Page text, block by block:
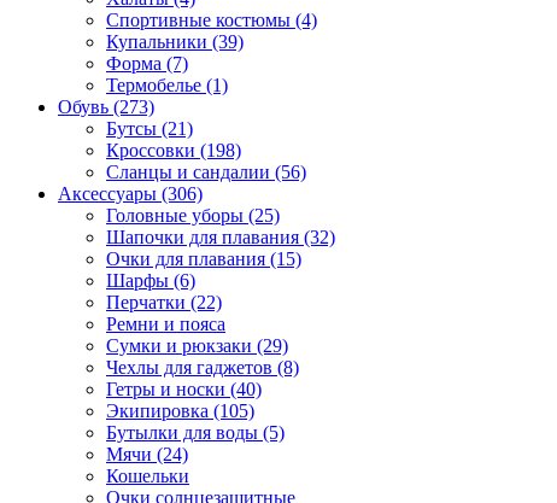
Спортивные костюмы (4)
Купальники (39)
Форма (7)
Термобелье (1)
Обувь (273)
Бутсы (21)
Кроссовки (198)
Сланцы и сандалии (56)
Аксессуары (306)
Головные уборы (25)
Шапочки для плавания (32)
Очки для плавания (15)
Шарфы (6)
Перчатки (22)
Ремни и пояса
Сумки и рюкзаки (29)
Чехлы для гаджетов (8)
Гетры и носки (40)
Экипировка (105)
Бутылки для воды (5)
Мячи (24)
Кошельки
Очки солнцезащитные